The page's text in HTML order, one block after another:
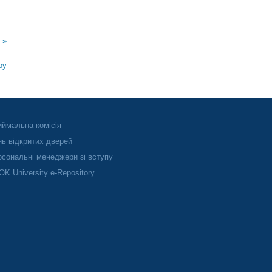
»
комісія
відкритих дверей
менеджери зі вступу
University e-Repository